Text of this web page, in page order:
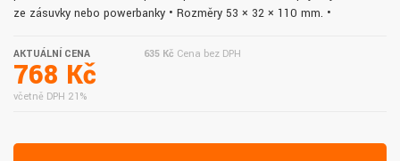
ze zásuvky nebo powerbanky • Rozměry 53 × 32 × 110 mm. •
AKTUÁLNÍ CENA
768 Kč
včetně DPH 21%
635 Kč Cena bez DPH